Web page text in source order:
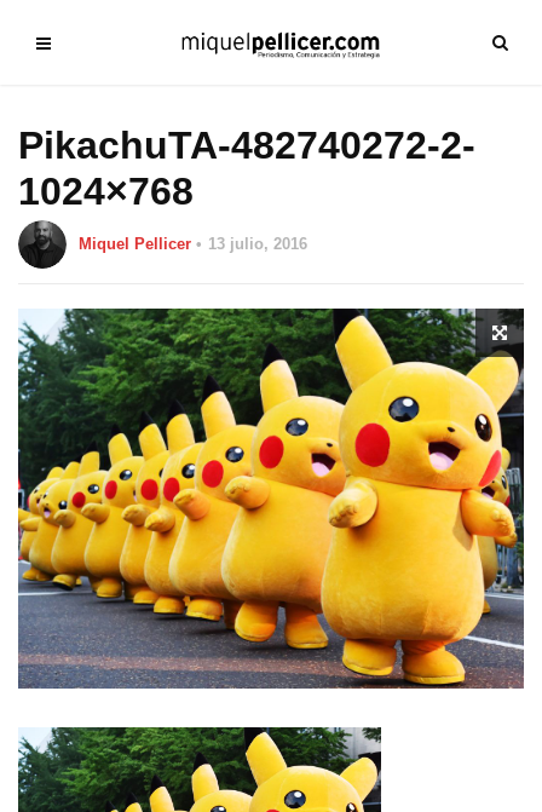
PikachuTA-482740272-2-
1024×768
Miquel Pellicer 13 julio, 2016